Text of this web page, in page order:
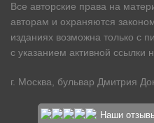
Все авторские права на
авторам и охраняются
изданиях возможна только с
с указанием активной ссылки
г. Москва, бульвар Дмитрия
Наши